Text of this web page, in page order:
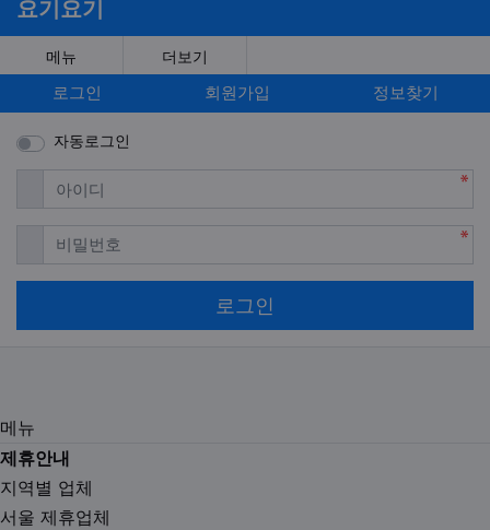
요기요기
메뉴 더보기
로그인 회원가입 정보찾기
자동로그인
아이디필수
비밀번호필수
로그인
메뉴
제휴안내
지역별 업체
서울 제휴업체